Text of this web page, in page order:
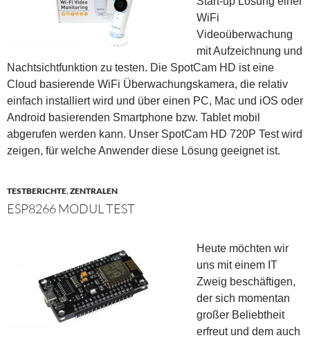
WiFi
Videoüberwachung
mit Aufzeichnung und
Nachtsichtfunktion zu testen. Die SpotCam HD ist eine
Cloud basierende WiFi Überwachungskamera, die relativ
einfach installiert wird und über einen PC, Mac und iOS oder
Android basierenden Smartphone bzw. Tablet mobil
abgerufen werden kann. Unser SpotCam HD 720P Test wird
zeigen, für welche Anwender diese Lösung geeignet ist.
TESTBERICHTE,ZENTRALEN
ESP8266 MODUL TEST
Heute möchten wir
uns mit einem IT
Zweig beschäftigen,
der sich momentan
großer Beliebtheit
erfreut und dem auch